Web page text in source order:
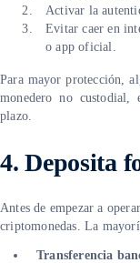
Activar la
Evitar caer en
o app oficial.
Para mayor protección,
monedero no custodial,
plazo.
4. Deposita
Antes de empezar a
criptomonedas. La
Transferencia